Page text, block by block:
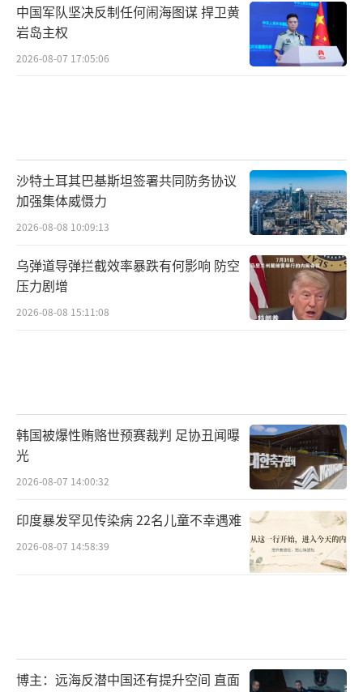
中国军队坚决反制任何闹海图谋 捍卫黄
岩岛主权
2026-08-07 17:05:06
沙特土耳其巴基斯坦签署共同防务协议
加强集体威慑力
2026-08-08 10:09:13
乌弹道导弹拦截效率暴跌有何影响 防空
压力剧增
2026-08-08 15:11:08
韩国被爆性贿赂世预赛裁判 足协丑闻曝
光
2026-08-07 14:00:32
印度暴发罕见传染病 22名儿童不幸遇难
2026-08-07 14:58:39
博主：远海反潜中国还有提升空间 直面